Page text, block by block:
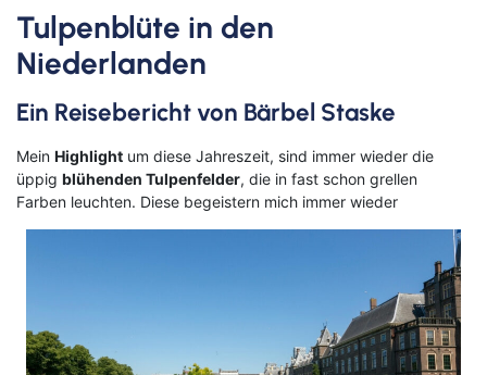
Alleinreisende
Aktivreisen
Eventreisen
Gruppenreisen
Nord- & Ostsee
Griechenland
Europa
Frankreich
Inseln im Mittelmeer
Skandinavien
AIDA Verlockung der Woche
Flusskreuzfahrten
Adventskreuzfahrt
Europa-Kreuzfahrten
Hurtigruten
Tulpenblüte in den
Niederlanden
Ein Reisebericht von Bärbel Staske
Mein Highlight um diese Jahreszeit, sind immer wieder die
üppig blühenden Tulpenfelder, die in fast schon grellen
Farben leuchten. Diese begeistern mich immer wieder